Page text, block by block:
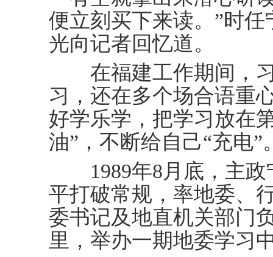
便立刻买下来读。”时
光向记者回忆道。
在福建工作期间，习
习，还在多个场合语重
好学乐学，把学习放在
油”，不断给自己“充电”
1989年8月底，主政
平打破常规，率地委、
委书记及地直机关部门
里，举办一期地委学习